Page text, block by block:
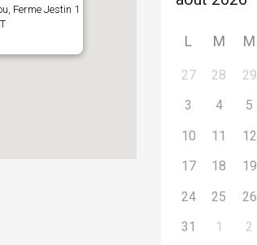
Ferme Jestin 1
L M M
27 28 29
3
4 5
10
11 12
17
18 19
24
25 26
31
1 2